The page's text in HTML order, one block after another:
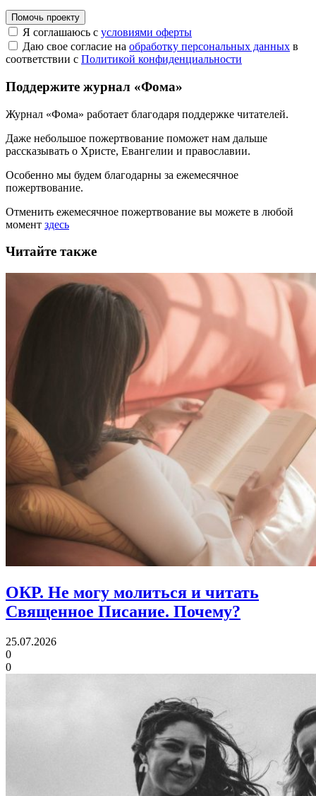
Помочь проекту
Я соглашаюсь с условиями оферты
Даю свое согласие на обработку персональных данных в
соответствии с Политикой конфиденциальности
Поддержите журнал «Фома»
Журнал «Фома» работает благодаря поддержке читателей.
Даже небольшое пожертвование поможет нам дальше
рассказывать о Христе, Евангелии и православии.
Особенно мы будем благодарны за ежемесячное
пожертвование.
Отменить ежемесячное пожертвование вы можете в любой
момент здесь
Читайте также
ОКР. Не могу молиться и читать
Священное Писание. Почему?
25.07.2026
0
0